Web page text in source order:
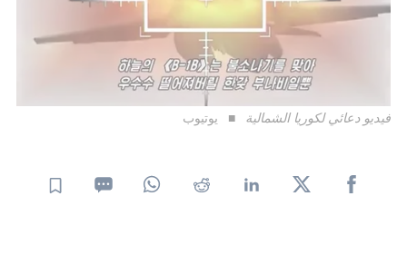
فيديو دعائي لكوريا الشمالية يوتيوب